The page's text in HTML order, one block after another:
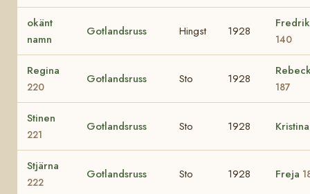
okänt
namn
Gotlandsruss Hingst 1928
140
Regina
220
Gotlandsruss Sto 1928
187
Stinen
221
Gotlandsruss Sto 1928
Stjärna
222
Gotlandsruss Sto 1928 Freja